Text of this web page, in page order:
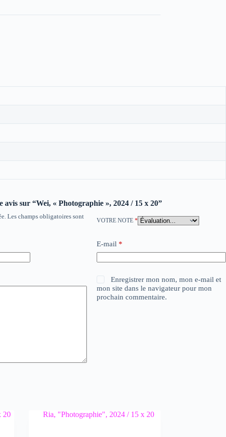
avis sur “Wei, « Photographie », 2024 / 15 x 20”
Les champs obligatoires sont
VOTRE NOTE *
E-mail *
Enregistrer mon nom, mon e-mail et
mon site dans le navigateur pour mon
prochain commentaire.